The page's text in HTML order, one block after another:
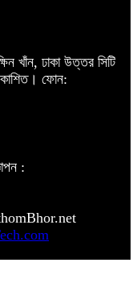
খাঁন, ঢাকা উত্তর সিটি
ফোন:
: